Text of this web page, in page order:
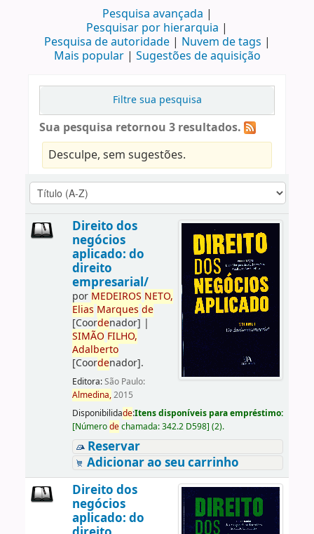
Pesquisa avançada
Pesquisar por hierarquia
Pesquisa de autoridade
Nuvem de tags
Mais popular
Sugestões de aquisição
Filtre sua pesquisa
Sua pesquisa retornou 3 resultados.
Desculpe, sem sugestões.
Direito dos
negócios
aplicado: do
direito
empresarial/
por MEDEIROS NETO,
Elias Marques de
[Coordenador] |
SIMÃO FILHO,
Adalberto
[Coordenador].
Editora:São Paulo:
Almedina,2015
Disponibilidade:Itens disponíveis para empréstimo:
[Númerodechamada:342.2 D598] (2).
Reservar
Adicionar ao seu carrinho
Direito dos
negócios
aplicado: do